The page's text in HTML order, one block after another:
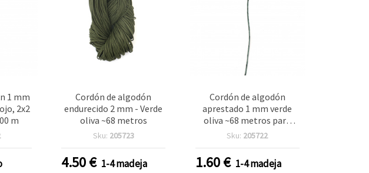
1 mm
2x2
m
Cordón de algodón
endurecido 2 mm - Verde
oliva ~68 metros
Sku: 205723
4.50€ 1-4 madeja
Cordón de algodón
aprestado 1 mm verde
oliva ~68 metros para
manualidades, bisutería y
Sku: 205722
1.60€ 1-4 madeja